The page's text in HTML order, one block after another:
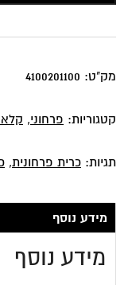
מק"ט: 4100201100
קטגוריות: פרחוני,
תגיות: כרית פרחונית,
מידע נוסף
מידע נוסף